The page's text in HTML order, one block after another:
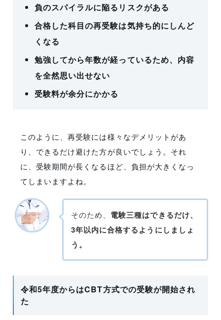
負のスパイラルに陥るリスクがある
合格した科目の再受験は気持ち的にしんど
くなる
勉強してから年数が経っているため、内容
を全然思い出せない
受験料が余分にかかる
このように、再受験には様々なデメリットがあ
り、できるだけ避けた方が良いでしょう。それ
に、受験期間が長くなるほど、負担が大きくなっ
てしまいますよね。
そのため、 電験三種はできるだけ、
3年以内に合格するようにしましょ
う。
令和5年度からはCBT方式での受験が開始され
た